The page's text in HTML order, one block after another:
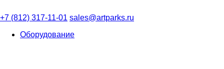
+7 (812) 317-11-01 sales@artparks.ru
Оборудование